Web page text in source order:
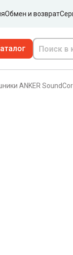
Обмен и возврат
ANKER